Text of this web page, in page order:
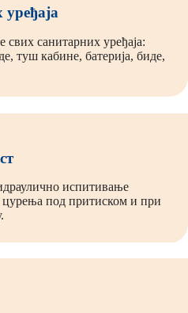
санитарних уређаја:
туш кабине, батерија, биде,
испитивање
цурења под притиском и при